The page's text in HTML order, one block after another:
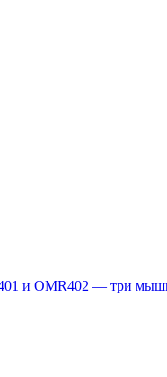
и OMR402 — три